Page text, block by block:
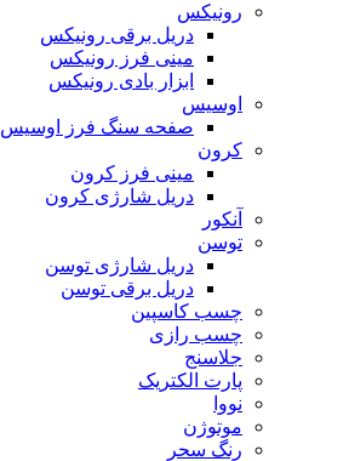
رونیکس
دریل برقی رونیکس
مینی فرز رونیکس
ابزار بادی رونیکس
اوسیس
صفحه سنگ فرز اوسیس
کرون
مینی فرز کرون
دریل شارژی کرون
آنکور
توسن
دریل شارژی توسن
دریل برقی توسن
چسب کاسپین
چسب رازی
جلاسنج
پارت الکتریک
نووا
موتوژن
رنگ سحر